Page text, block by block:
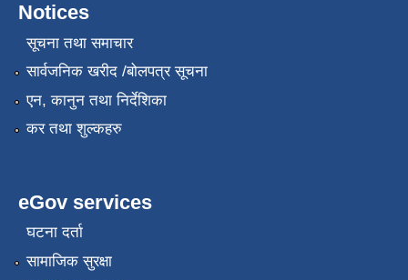
Notices
सूचना तथा समाचार
सार्वजनिक खरीद /बोलपत्र सूचना
एन, कानुन तथा निर्देशिका
कर तथा शुल्कहरु
eGov services
घटना दर्ता
सामाजिक सुरक्षा